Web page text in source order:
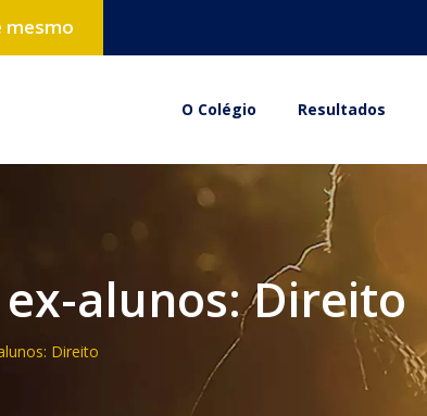
mesmo
O Colégio Resultados
ex-alunos: Direito
Direito